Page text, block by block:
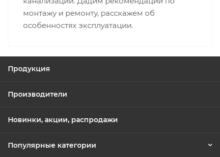
монтажу и ремонту, расскажем об
особенностях эксплуатации.
Продукция
Производители
Новинки, акции, распродажи
Популярные категории